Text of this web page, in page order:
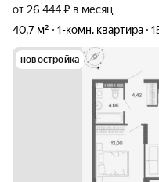
от 26 444 ₽ в месяц
40,7 м²
1-комн. квартира
новостройка